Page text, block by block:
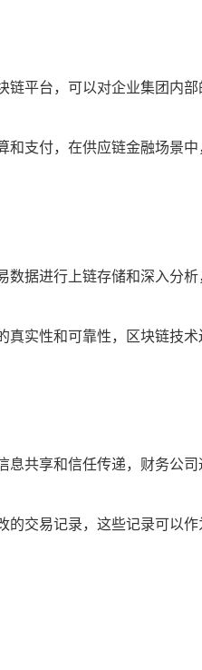
平台，可以对企业集团内
支付，在供应链金融场景
据进行上链存储和深入分
实性和可靠性，区块链技
共享和信任传递，财务公
交易记录，这些记录可以